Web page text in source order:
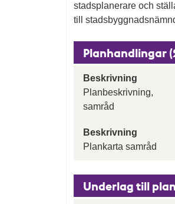
stadsplanerare och
till
Planhandlingar
Beskrivning
Planbeskrivning,
samråd
Beskrivning
Plankarta samråd
Underlag till